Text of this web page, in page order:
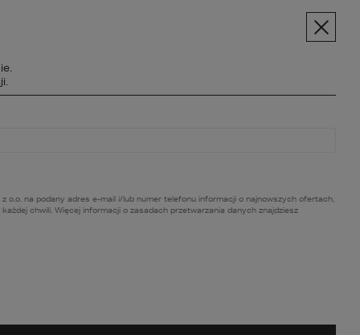
o.o. na podany adres e-mail i/lub numer telefonu informacji o najnowszych ofertach,
chwili. Więcej informacji o zasadach przetwarzania danych znajdziesz
poradnik.